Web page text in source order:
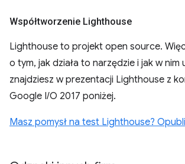
Współtworzenie Lighthouse
Lighthouse to projekt open source.
o tym, jak działa to narzędzie i jak w nim
znajdziesz w prezentacji Lighthouse z
Google I/O 2017 poniżej.
Masz pomysł na test Lighthouse?